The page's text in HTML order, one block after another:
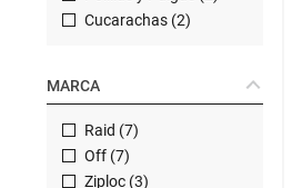
perfumeria
bazar y mascotas
Cucarachas (2)
MARCA
Raid (7)
Off (7)
Ziploc (3)